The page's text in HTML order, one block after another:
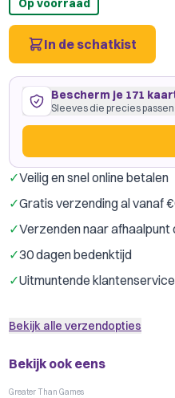
In de schatkist
Bescherm je 171
Sleeves die precies passen
171 kaarten
past precies·Dragon Shield
Merk: Dragon Shield
Kleur:
Slechts € 0,13 per kaart
✓Veilig en snel online betalen
✓Gratis verzending al vanaf
✓Verzenden naar afhaalpunt
✓30 dagen bedenktijd
✓Uitmuntende klantenservice
Bekijk alle verzendopties
Bekijk ook eens
Greater Than Games